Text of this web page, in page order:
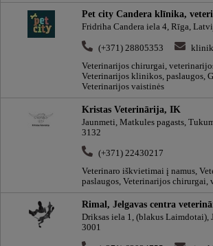
Pet city Candera klīnika,
Fridriha Candera iela 4, Rīga,
(+371) 28805353
Veterinarijos chirurgai,
Veterinarijos klinikos, paslaugos,
Veterinarijos vaistinės
Kristas Veterinārija, IK
Jaunmeti, Matkules pagasts,
3132
(+371) 22430217
Veterinaro iškvietimai į namus,
paslaugos, Veterinarijos chirurgai,
Rimal, Jelgavas centra
Driksas iela 1, (blakus Laimdotai),
3001